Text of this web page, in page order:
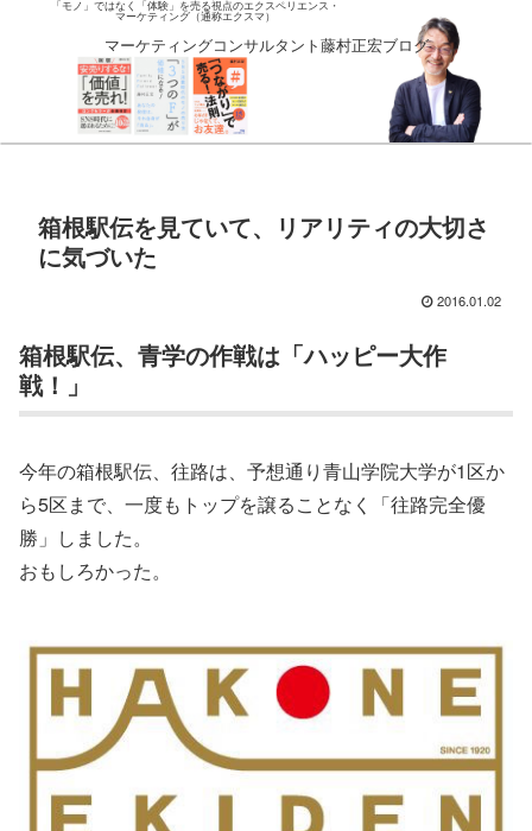
「モノ」ではなく「体験」を売る視点のエクスペリエンス・
マーケティング（通称エクスマ）
マーケティングコンサルタント藤村正宏ブログ
箱根駅伝を見ていて、リアリティの大切さ
に気づいた
2016.01.02
箱根駅伝、青学の作戦は「ハッピー大作
戦！」
今年の箱根駅伝、往路は、予想通り青山学院大学が1区か
ら5区まで、一度もトップを譲ることなく「往路完全優
勝」しました。
おもしろかった。